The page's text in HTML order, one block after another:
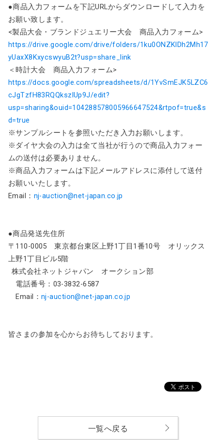
●商品入力フォームを下記URLからダウンロードして入力を
お願い致します。
<製品大会・ブランドジュエリー大会 商品入力フォーム>
https://drive.google.com/drive/folders/1ku0ONZKlDh2Mh17
yUaxX8KxycswyuB2t?usp=share_link
＜時計大会 商品入力フォーム>
https://docs.google.com/spreadsheets/d/1YvSmEJK5LZC6
cJgTzfH83RQQkszlUp9J/edit?
usp=sharing&ouid=104288578005966647524&rtpof=true&s
d=true
※サンプルシートを参照いただき入力お願いします。
※ダイヤ大会の入力は全て当社が行うので商品入力フォー
ムの送付は必要ありません。
※商品入力フォームは下記メールアドレスに添付して送付
お願いいたします。
Email： nj-auction@net-japan.co.jp
●商品発送先住所
〒110-0005 東京都台東区上野1丁目1番10号 オリックス
上野1丁目ビル5階
株式会社ネットジャパン オークション部
電話番号：03-3832-6587
Email：nj-auction@net-japan.co.jp
皆さまの参加を心からお待ちしております。
一覧へ戻る